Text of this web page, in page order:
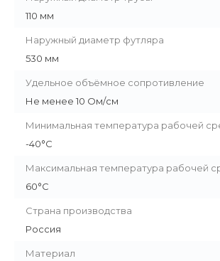
110 мм
Наружный диаметр футляра
530 мм
Удельное объёмное сопротивление
Не менее 10 Ом/см
Минимальная температура рабочей
-40°С
Максимальная температура рабочей
60°С
Страна производства
Россия
Материал